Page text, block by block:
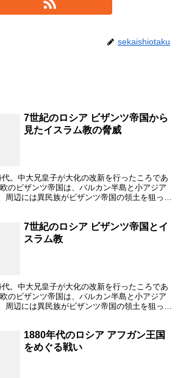
sekaishiotaku
7世紀のロシア ビザンツ帝国から
見たイスラム教の脅威
。中大兄皇子が大化の改新を行ったころであ
ビザンツ帝国は、バルカン半島と小アジア
周辺には異民族がビザンツ帝国の領土を狙って
7世紀のロシア ビザンツ帝国とイ
スラム教
。中大兄皇子が大化の改新を行ったころであ
ビザンツ帝国は、バルカン半島と小アジア
周辺には異民族がビザンツ帝国の領土を狙って
1880年代のロシア アフガン王国
をめぐる戦い